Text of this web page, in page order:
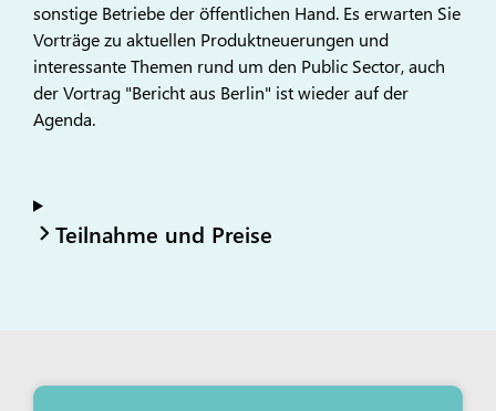
sonstige Betriebe der öffentlichen Hand. Es erwarten Sie
Vorträge zu aktuellen Produktneuerungen und
interessante Themen rund um den Public Sector, auch
der Vortrag "Bericht aus Berlin" ist wieder auf der
Agenda.
Teilnahme und Preise